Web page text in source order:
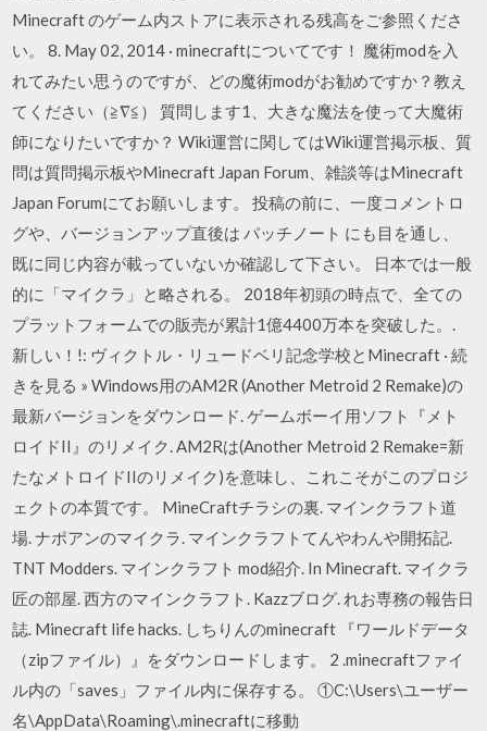
Minecraft のゲーム内ストアに表示される残高をご参照くださ
い。 8. May 02, 2014 · minecraftについてです！ 魔術modを入
れてみたい思うのですが、どの魔術modがお勧めですか？教え
てください（≧∇≦） 質問します1、大きな魔法を使って大魔術
師になりたいですか？ Wiki運営に関してはWiki運営掲示板、質
問は質問掲示板やMinecraft Japan Forum、雑談等はMinecraft
Japan Forumにてお願いします。 投稿の前に、一度コメントロ
グや、バージョンアップ直後は パッチノート にも目を通し、
既に同じ内容が載っていないか確認して下さい。 日本では一般
的に「マイクラ」と略される。 2018年初頭の時点で、全ての
プラットフォームでの販売が累計1億4400万本を突破した。.
新しい！!: ヴィクトル・リュードベリ記念学校とMinecraft · 続
きを見る » Windows用のAM2R (Another Metroid 2 Remake)の
最新バージョンをダウンロード. ゲームボーイ用ソフト『メト
ロイドII』のリメイク. AM2Rは(Another Metroid 2 Remake=新
たなメトロイドIIのリメイク)を意味し、これこそがこのプロジ
ェクトの本質です。 MineCraftチラシの裏. マインクラフト道
場. ナポアンのマイクラ. マインクラフトてんやわんや開拓記.
TNT Modders. マインクラフト mod紹介. In Minecraft. マイクラ
匠の部屋. 西方のマインクラフト. Kazzブログ. れお専務の報告日
誌. Minecraft life hacks. しちりんのminecraft 『ワールドデータ
（zipファイル）』をダウンロードします。 2 .minecraftファイ
ル内の「saves」ファイル内に保存する。 ①C:\Users\ユーザー
名\AppData\Roaming\.minecraftに移動